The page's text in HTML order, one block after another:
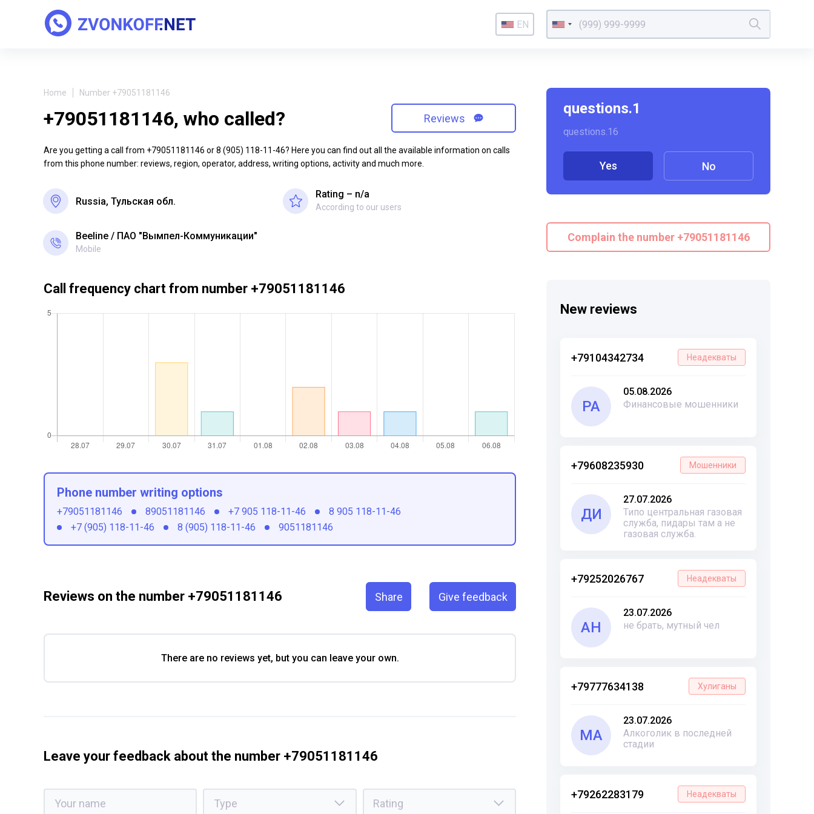
EN
Home Number +79051181146
+79051181146, who called? Reviews
Are you getting a call from +79051181146 or 8 (905) 118-11-46? Here you can find out all the available information on calls
from this phone number: reviews, region, operator, address, writing options, activity and much more.
Russia, Тульская обл.
Rating – n/a
According to our users
Beeline ПАО "Вымпел-Коммуникации"
Mobile
questions.1
questions.16
Yes No
Complain the number +79051181146
New reviews
+79104342734 Неадекваты
РА
05.08.2026
Финансовые мошенники
+79608235930 Мошенники
ДИ
27.07.2026
Типо центральная газовая
служба, пидары там а не
газовая служба.
+79252026767 Неадекваты
АН
23.07.2026
не брать, мутный чел
+79777634138 Хулиганы
МА
23.07.2026
Алкоголик в последней
стадии
+79262283179 Неадекваты
Call frequency chart from number +79051181146
Phone number writing options
+79051181146 89051181146 +7 905 118-11-46
8 905 118-11-46
+7 (905) 118-11-46
8 (905) 118-11-46 9051181146
Reviews on the number +79051181146 Share Give feedback
There are no reviews yet, but you can leave your own.
Leave your feedback about the number +79051181146